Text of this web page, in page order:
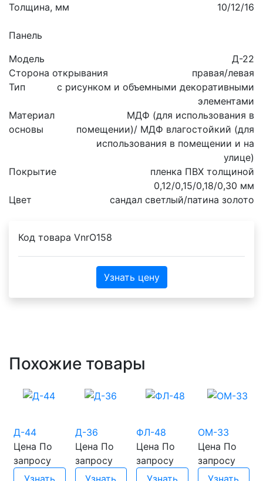
Толщина, мм
10/12/16
Панель
Модель
Д-22
Сторона открывания
правая/левая
Тип
с рисунком и объемными декоративными
элементами
Материал
основы
МДФ (для использования в
помещении)/ МДФ влагостойкий (для
использования в помещении и на
улице)
Покрытие
пленка ПВХ толщиной
0,12/0,15/0,18/0,30 мм
Цвет
сандал светлый/патина золото
Код товара VnrO158
Узнать цену
Похожие товары
Д-44
Цена По
запросу
Узнать
Д-36
Цена По
запросу
Узнать
ФЛ-48
Цена По
запросу
Узнать
ОМ-33
Цена По
запросу
Узнать